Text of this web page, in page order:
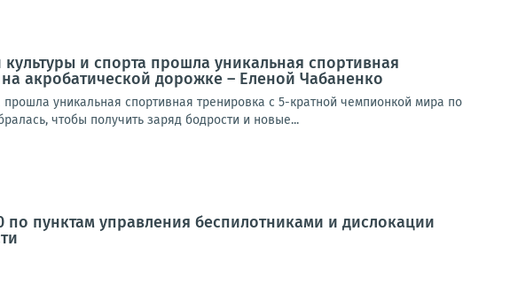
и спорта прошла уникальная спортивная
акробатической дорожке – Еленой Чабаненко
уникальная спортивная тренировка с 5-кратной чемпионкой мира по
чтобы получить заряд бодрости и новые...
пунктам управления беспилотниками и дислокации